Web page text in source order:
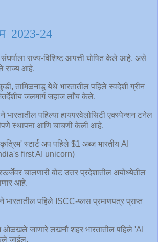
2023-24
राज्य-विशिष्ट आपत्ती घोषित केले आहे, असे
राज्य आहे.
तामिळनाडू येथे भारतातील पहिले स्वदेशी ग्रीन
जलमार्ग जहाज लाँच केले.
पहिल्या हायपरवेलोसिटी एक्स्पेन्शन टनेल
स्थापना आणि चाचणी केली आहे.
स्टार्ट अप पहिले $1 अब्ज भारतीय AI
first AI unicorn)
चालणारी बोट उत्तर प्रदेशातील अयोध्येतील
आहे.
भारतातील पहिले ISCC-प्लस प्रमाणपत्र प्राप्त
ओळखले जाणारे लखनौ शहर भारतातील पहिले 'AI
जाईल.